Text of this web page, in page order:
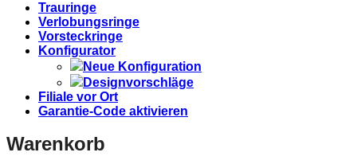
Trauringe
Verlobungsringe
Vorsteckringe
Konfigurator
Neue Konfiguration
Designvorschläge
Filiale vor Ort
Garantie-Code aktivieren
Warenkorb